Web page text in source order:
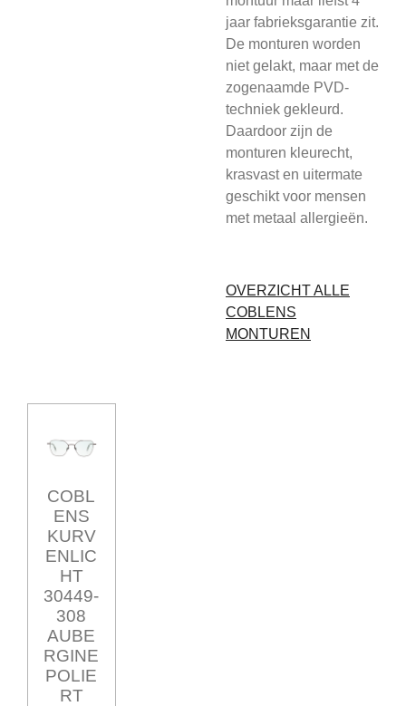
jaar fabrieksgarantie zit.
De monturen worden
niet gelakt, maar met de
zogenaamde PVD-
techniek gekleurd.
Daardoor zijn de
monturen kleurecht,
krasvast en uitermate
geschikt voor mensen
met metaal allergieën.
OVERZICHT ALLE
COBLENS
MONTUREN
COBL
ENS
KURV
ENLIC
HT
30449-
308
AUBE
RGINE
POLIE
RT